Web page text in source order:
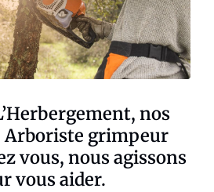
nos
Arboriste grimpeur
vous, nous agissons
vous aider.